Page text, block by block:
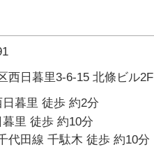
西日暮里3-6-15 北條ビル2F
暮里 徒歩 約2分
里 徒歩 約10分
代田線 千駄木 徒歩 約10分